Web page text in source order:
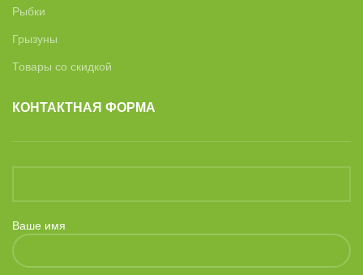
Рыбки
Грызуны
Товары со скидкой
КОНТАКТНАЯ ФОРМА
Ваше имя